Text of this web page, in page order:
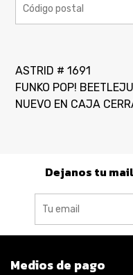
ASTRID # 1691
FUNKO POP!
NUEVO EN CAJA
Dejanos tu
Medios de pago